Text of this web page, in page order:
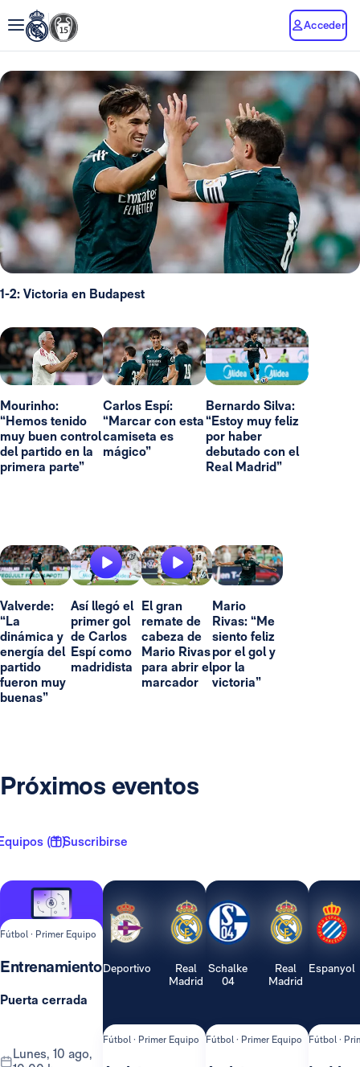
Acceder
1-2: Victoria en Budapest
Mourinho:
“Hemos tenido
muy buen control
del partido en la
primera parte”
Carlos Espí:
“Marcar con esta
camiseta es
mágico”
Bernardo Silva:
“Estoy muy feliz
por haber
debutado con el
Real Madrid”
Valverde:
“La
dinámica y
energía del
partido
fueron muy
buenas”
Así llegó el
primer gol
de Carlos
Espí como
madridista
El gran
remate de
cabeza de
Mario Rivas
para abrir el
marcador
Mario
Rivas: “Me
siento feliz
por el gol y
por la
victoria”
Próximos eventos
( 1 )Suscribirse
Fútbol · Primer Equipo
Entrenamiento
Puerta cerrada
lunes, 10 ago,
Deportivo
Real
Madrid
Fútbol · Primer Equipo
Schalke
04
Real
Madrid
Fútbol · Primer Equipo
Espanyol
Fútbol ·